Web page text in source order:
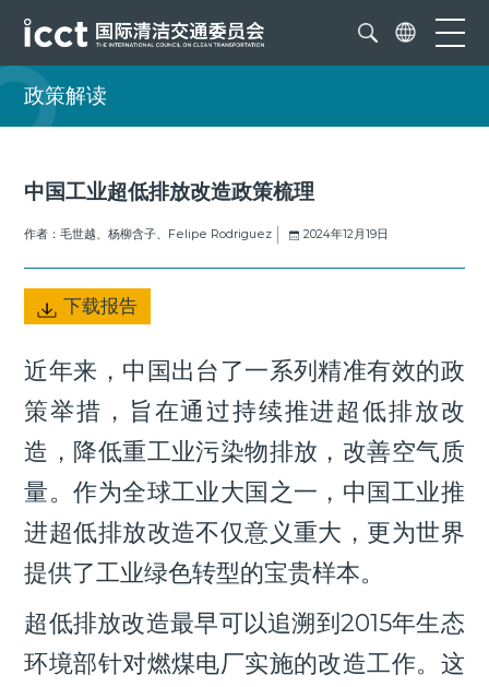
政策解读
中国工业超低排放改造政策梳理
作者：毛世越、杨柳含子、Felipe Rodriguez 2024年12月19日
下载报告
近年来，中国出台了一系列精准有效的政
策举措，旨在通过持续推进超低排放改
造，降低重工业污染物排放，改善空气质
量。作为全球工业大国之一，中国工业推
进超低排放改造不仅意义重大，更为世界
提供了工业绿色转型的宝贵样本。
超低排放改造最早可以追溯到2015年生态
环境部针对燃煤电厂实施的改造工作。这